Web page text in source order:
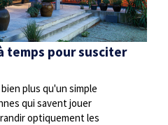
temps pour susciter
plus qu'un simple
qui savent jouer
optiquement les